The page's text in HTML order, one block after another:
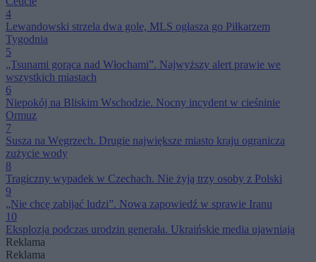
4
Lewandowski strzela dwa gole, MLS ogłasza go Piłkarzem
Tygodnia
5
„Tsunami gorąca nad Włochami”. Najwyższy alert prawie we
wszystkich miastach
6
Niepokój na Bliskim Wschodzie. Nocny incydent w cieśninie
Ormuz
7
Susza na Węgrzech. Drugie największe miasto kraju ogranicza
zużycie wody
8
Tragiczny wypadek w Czechach. Nie żyją trzy osoby z Polski
9
„Nie chcę zabijać ludzi”. Nowa zapowiedź w sprawie Iranu
10
Eksplozja podczas urodzin generała. Ukraińskie media ujawniają
Reklama
Reklama